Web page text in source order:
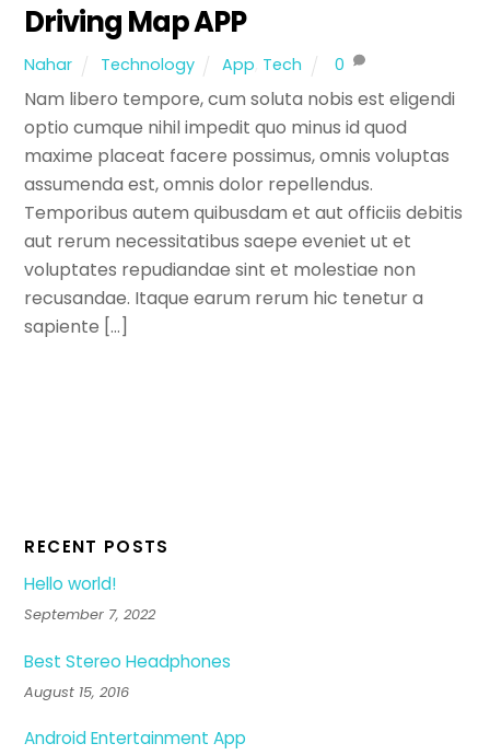
Driving Map APP
Nahar Technology App Tech 0
Nam libero tempore, cum soluta nobis est eligendi
optio cumque nihil impedit quo minus id quod
maxime placeat facere possimus, omnis voluptas
assumenda est, omnis dolor repellendus.
Temporibus autem quibusdam et aut officiis debitis
aut rerum necessitatibus saepe eveniet ut et
voluptates repudiandae sint et molestiae non
recusandae. Itaque earum rerum hic tenetur a
sapiente […]
RECENT POSTS
Hello world!
September 7, 2022
Best Stereo Headphones
August 15, 2016
Android Entertainment App